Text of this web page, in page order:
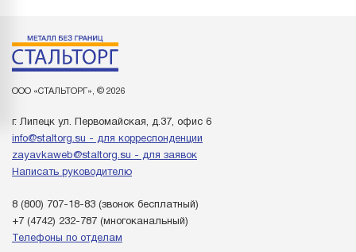
ООО «СТАЛЬТОРГ», © 2026
г. Липецк ул. Первомайская, д.37, офис 6
info@staltorg.su - для корреспонденции
zayavkaweb@staltorg.su - для заявок
Написать руководителю
8 (800) 707-18-83 (звонок бесплатный)
+7 (4742) 232-787 (многоканальный)
Телефоны по отделам